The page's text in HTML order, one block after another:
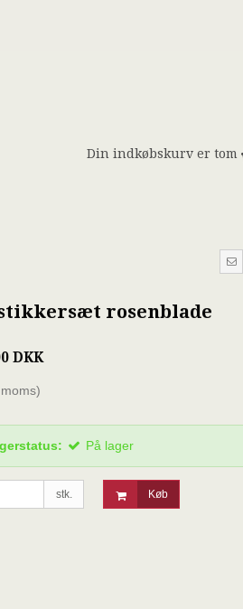
Din indkøbskurv er tom
rosenblade
DKK
På lager
stk. Køb